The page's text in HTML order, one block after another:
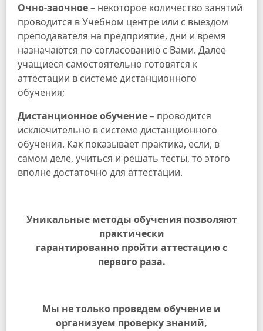
Очно-заочное– некоторое количество занятий
проводится в Учебном центре или с выездом
преподавателя на предприятие, дни и время
назначаются по согласованию с Вами. Далее
учащиеся самостоятельно готовятся к
аттестации в системе дистанционного
обучения;
Дистанционное обучение– проводится
исключительно в системе дистанционного
обучения. Как показывает практика, если, в
самом деле, учиться и решать тесты, то этого
вполне достаточно для аттестации.
Уникальные методы обучения позволяют
практически
гарантированно пройти аттестацию с
первого раза.
Мы не только проведем обучение и
организуем проверку знаний,